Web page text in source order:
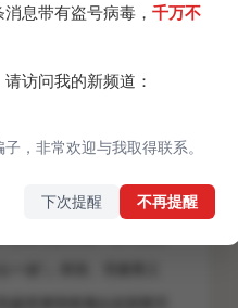
息带有盗号病毒， 千万不
访问我的新频道：
，非常欢迎与我取得联系。
下次提醒 不再提醒